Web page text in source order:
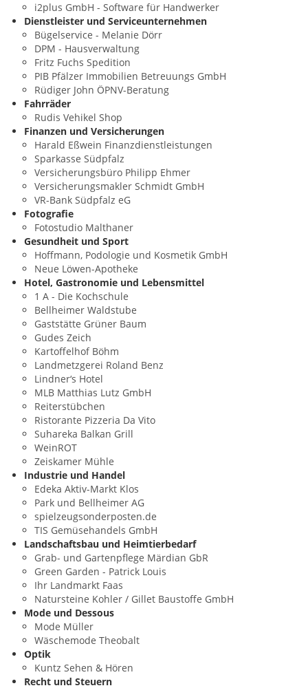
i2plus GmbH - Software für Handwerker
Dienstleister und Serviceunternehmen
Bügelservice - Melanie Dörr
DPM - Hausverwaltung
Fritz Fuchs Spedition
PIB Pfälzer Immobilien Betreuungs GmbH
Rüdiger John ÖPNV-Beratung
Fahrräder
Rudis Vehikel Shop
Finanzen und Versicherungen
Harald Eßwein Finanzdienstleistungen
Sparkasse Südpfalz
Versicherungsbüro Philipp Ehmer
Versicherungsmakler Schmidt GmbH
VR-Bank Südpfalz eG
Fotografie
Fotostudio Malthaner
Gesundheit und Sport
Hoffmann, Podologie und Kosmetik GmbH
Neue Löwen-Apotheke
Hotel, Gastronomie und Lebensmittel
1 A - Die Kochschule
Bellheimer Waldstube
Gaststätte Grüner Baum
Gudes Zeich
Kartoffelhof Böhm
Landmetzgerei Roland Benz
Lindner‘s Hotel
MLB Matthias Lutz GmbH
Reiterstübchen
Ristorante Pizzeria Da Vito
Suhareka Balkan Grill
WeinROT
Zeiskamer Mühle
Industrie und Handel
Edeka Aktiv-Markt Klos
Park und Bellheimer AG
spielzeugsonderposten.de
TIS Gemüsehandels GmbH
Landschaftsbau und Heimtierbedarf
Grab- und Gartenpflege Märdian GbR
Green Garden - Patrick Louis
Ihr Landmarkt Faas
Natursteine Kohler / Gillet Baustoffe GmbH
Mode und Dessous
Mode Müller
Wäschemode Theobalt
Optik
Kuntz Sehen & Hören
Recht und Steuern